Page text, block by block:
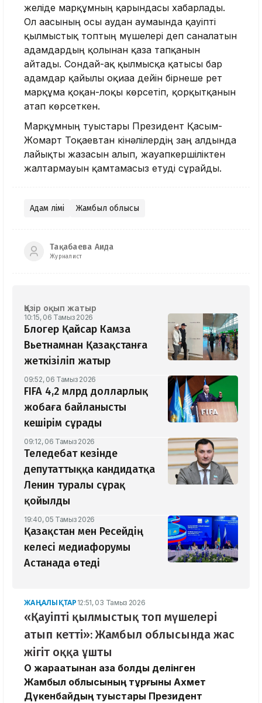
желіде марқұмның қарындасы хабарлады.
Ол ағасының осы аудан аумағында қауіпті
қылмыстық топтың мүшелері деп саналатын
адамдардың қолынан қаза тапқанын
айтады. Сондай-ақ қылмысқа қатысы бар
адамдар қайғылы оқиғаға дейін бірнеше рет
марқұмға қоқан-лоқы көрсетіп, қорқытқанын
атап көрсеткен.
Марқұмның туыстары Президент Қасым-
Жомарт Тоқаевтан кінәлілердің заң алдында
лайықты жазасын алып, жауапкершіліктен
жалтармауын қамтамасыз етуді сұрайды.
Адам өлімі Жамбыл облысы
Тақабаева Аида
Журналист
Қазір оқып жатыр
10:15, 06 Тамыз 2026
Блогер Қайсар Камза
Вьетнамнан Қазақстанға
жеткізіліп жатыр
09:52, 06 Тамыз 2026
FIFA 4,2 млрд долларлық
жобаға байланысты
кешірім сұрады
09:12, 06 Тамыз 2026
Теледебат кезінде
депутаттыққа кандидатқа
Ленин туралы сұрақ
қойылды
19:40, 05 Тамыз 2026
Қазақстан мен Ресейдің
келесі медиафорумы
Астанада өтеді
ЖАҢАЛЫҚТАР 12:51, 03 Тамыз 2026
«Қауіпті қылмыстық топ мүшелері
атып кетті»: Жамбыл облысында жас
жігіт оққа ұшты
Оқ жарақатынан қаза болды делінген
Жамбыл облысының тұрғыны Ахмет
Дүкенбайдың туыстары Президент